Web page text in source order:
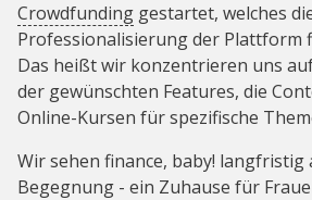
Crowdfunding gestartet, welches
Professionalisierung der Plattform
Das heißt wir konzentrieren uns
der gewünschten Features, die
Online-Kursen für spezifische
Wir sehen finance, baby! langfristig
Begegnung - ein Zuhause für